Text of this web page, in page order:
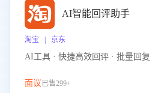
AI智能回评助手
淘宝 | 京东
AI工具 · 快捷高效回评 · 批量回复
面议已售299+